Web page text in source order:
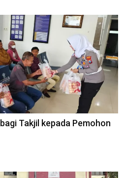
Takjil kepada Pemohon